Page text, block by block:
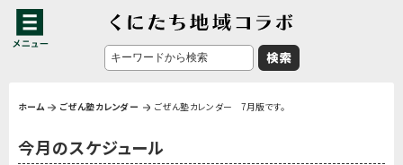
ホーム ごぜん塾カレンダー ごぜん塾カレンダー 7月版です。
今月のスケジュール